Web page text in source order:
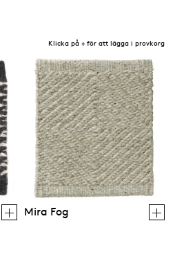
Klicka på + för att lägga i provkorg
Mira Fog